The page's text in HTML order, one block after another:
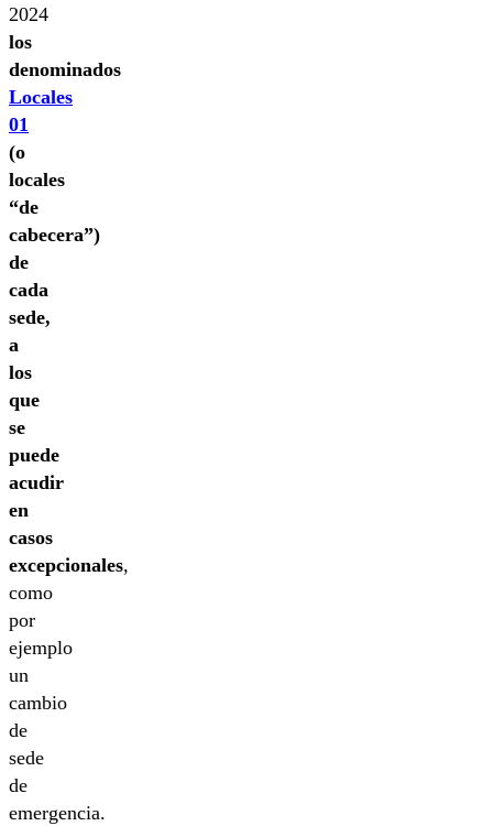
2024
los
denominados
Locales
01
(o
locales
“de
cabecera”)
de
cada
sede,
a
los
que
se
puede
acudir
en
casos
excepcionales,
como
por
ejemplo
un
cambio
de
sede
de
emergencia.